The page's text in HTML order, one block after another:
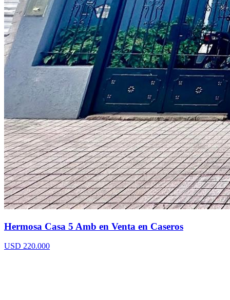
Hermosa Casa 5 Amb en Venta en Caseros
USD 220.000